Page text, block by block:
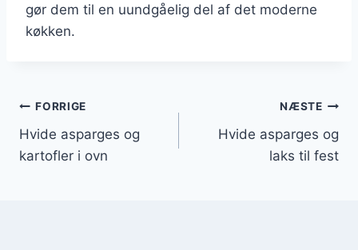
gør dem til en uundgåelig del af det moderne
køkken.
Indlægsnavigation
FORRIGE
Hvide asparges og
kartofler i ovn
NÆSTE
Hvide asparges og
laks til fest